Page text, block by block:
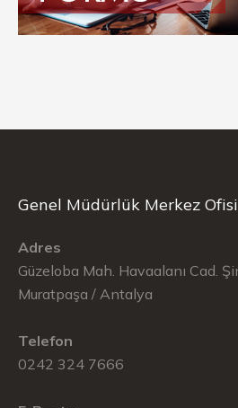
Genel Müdürlük Merkez Ofisi
Adres
Güzeloba Mah. Havaalanı Cad.
Muratpaşa / Antalya
Telefon
0242 324 7666